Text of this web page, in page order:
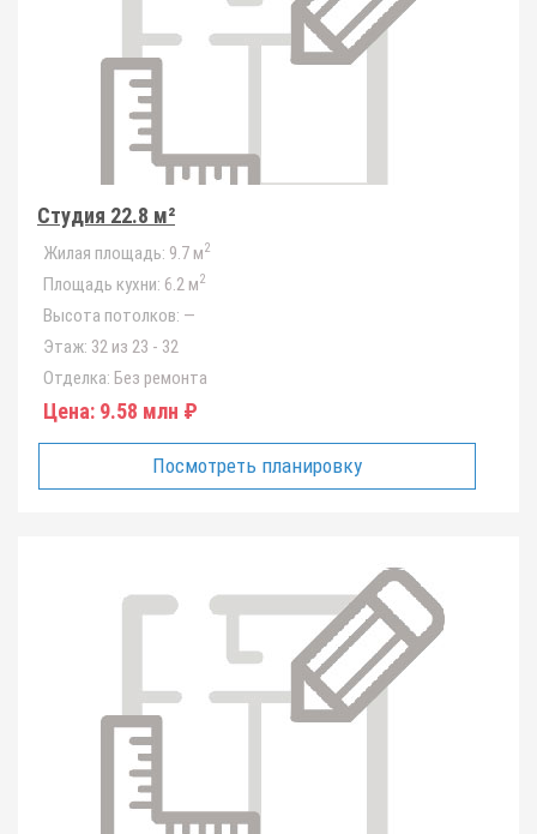
Студия 22.8 м²
Жилая площадь: 9.7 м2
Площадь кухни: 6.2 м2
Высота потолков: —
Этаж: 32 из 23 - 32
Отделка: Без ремонта
Цена: 9.58 млн ₽
Посмотреть планировку